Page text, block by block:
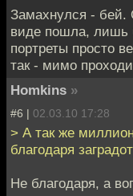
Замахнулся - бей.
виде пошла, лишь
портреты просто
так - мимо
Homkins »
#6 | 02.03.10 17:28
> А так же
благодаря
Не благодаря, а